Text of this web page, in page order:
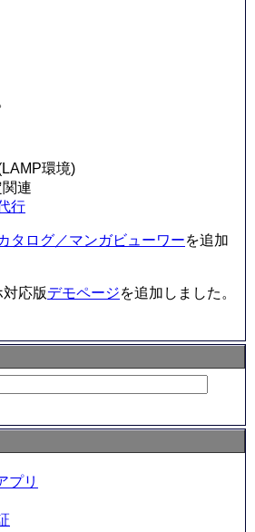
環境)
関連
行
タログ／マンガビューワーを追加
応版デモページを追加しました。
プリ